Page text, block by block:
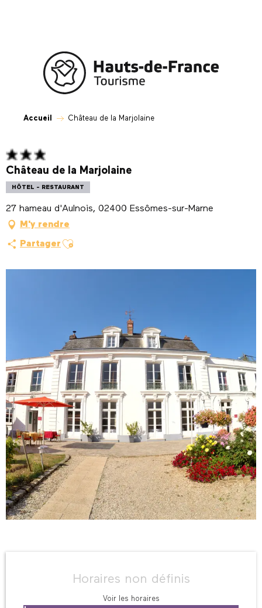
Accueil Château de la Marjolaine
Château de la Marjolaine
HÔTEL - RESTAURANT
27 hameau d'Aulnois, 02400 Essômes-sur-Marne
M'y rendre
Partager Ajouter aux favoris
Horaires non définis
Voir les horaires